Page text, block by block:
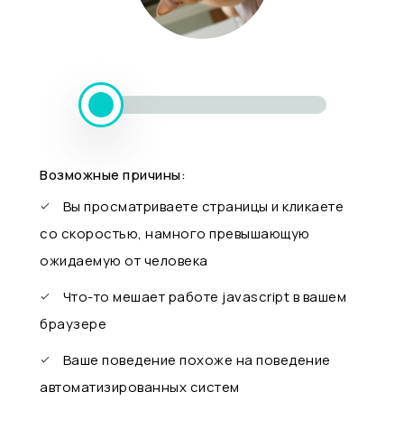
Возможные причины:
Вы просматриваете страницы и кликаете
со скоростью, намного превышающую
ожидаемую от человека
Что-то мешает работе javascript в вашем
браузере
Ваше поведение похоже на поведение
автоматизированных систем